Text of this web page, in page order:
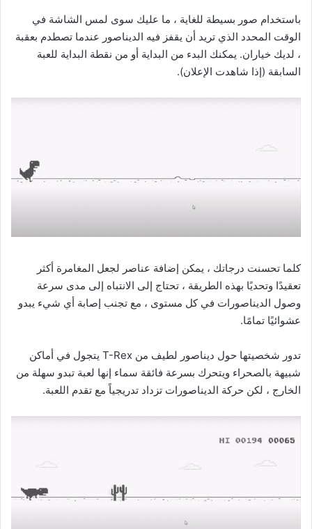
باستخدام صور بسيطة للغاية ، ما عليك سوى لمس الشاشة في
الوقت المحدد الذي تريد أن يقفز فيه الديناصور عندما تصطدم بعقبة
، لديك خياران. يمكنك البدء من البداية أو من نقطة البداية للعبة
السابقة (إذا شاهدت الإعلان).
كلما تحسنت درجاتك ، يمكن إضافة عناصر لجعل المغامرة أكثر
تعقيدًا وتحديًا بهذه الطريقة ، تحتاج إلى الانتباه إلى مدى سرعة
وصول الديناصورات في كل مستوى ، مع تجنب إصابة أي شيء يبدو
عشوائيًا تمامًا.
تدور شخصيتها حول ديناصور لطيف من T-Rex يتجول في أماكن
شبيهة بالصحراء ويتحرك بسرعة فائقة سماء إنها لعبة تبدو سهلة من
الخارج ، لكن حركة الديناصورات تزداد تدريجياً مع تقدم اللعبة.